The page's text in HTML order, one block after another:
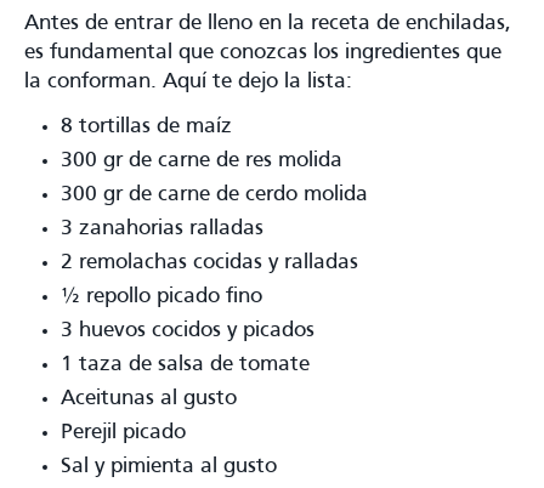
Antes de entrar de lleno en la receta de enchiladas,
es fundamental que conozcas los ingredientes que
la conforman. Aquí te dejo la lista:
8 tortillas de maíz
300 gr de carne de res molida
300 gr de carne de cerdo molida
3 zanahorias ralladas
2 remolachas cocidas y ralladas
½ repollo picado fino
3 huevos cocidos y picados
1 taza de salsa de tomate
Aceitunas al gusto
Perejil picado
Sal y pimienta al gusto